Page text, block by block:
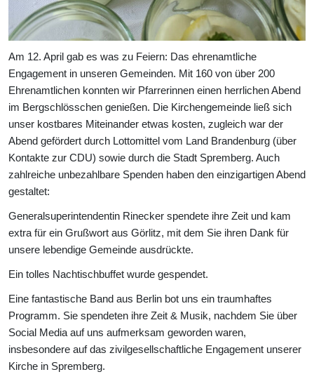
Am 12. April gab es was zu Feiern: Das ehrenamtliche
Engagement in unseren Gemeinden. Mit 160 von über 200
Ehrenamtlichen konnten wir Pfarrerinnen einen herrlichen Abend
im Bergschlösschen genießen. Die Kirchengemeinde ließ sich
unser kostbares Miteinander etwas kosten, zugleich war der
Abend gefördert durch Lottomittel vom Land Brandenburg (über
Kontakte zur CDU) sowie durch die Stadt Spremberg. Auch
zahlreiche unbezahlbare Spenden haben den einzigartigen Abend
gestaltet:
Generalsuperintendentin Rinecker spendete ihre Zeit und kam
extra für ein Grußwort aus Görlitz, mit dem Sie ihren Dank für
unsere lebendige Gemeinde ausdrückte.
Ein tolles Nachtischbuffet wurde gespendet.
Eine fantastische Band aus Berlin bot uns ein traumhaftes
Programm. Sie spendeten ihre Zeit & Musik, nachdem Sie über
Social Media auf uns aufmerksam geworden waren,
insbesondere auf das zivilgesellschaftliche Engagement unserer
Kirche in Spremberg.